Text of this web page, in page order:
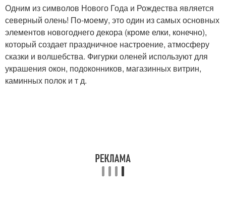
Одним из символов Нового Года и Рождества является
северный олень! По-моему, это один из самых основных
элементов новогоднего декора (кроме елки, конечно),
который создает праздничное настроение, атмосферу
сказки и волшебства. Фигурки оленей используют для
украшения окон, подоконников, магазинных витрин,
каминных полок и т д.